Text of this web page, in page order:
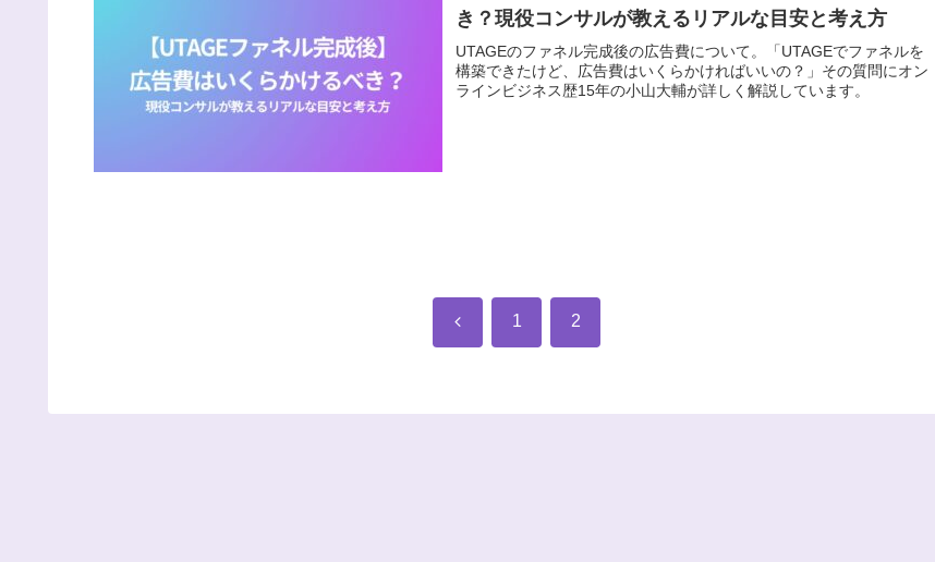
き？現役コンサルが教えるリアルな目安と考え方
UTAGEのファネル完成後の広告費について。「UTAGEでファネルを
構築できたけど、広告費はいくらかければいいの？」その質問にオン
ラインビジネス歴15年の小山大輔が詳しく解説しています。
前 1 2